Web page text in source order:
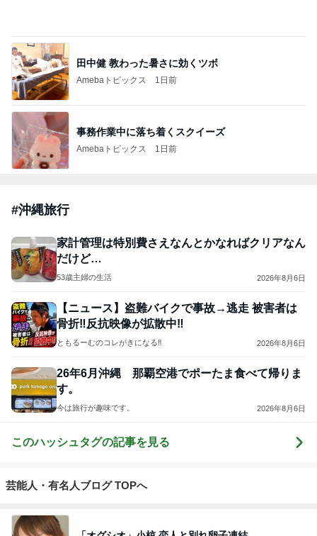
田中健 教わった暑さに効くツボ
Amebaトピックス 1日前
事務作業中に落ち着くスクイーズ
Amebaトピックス 1日前
#沖縄旅行
家計管理は特別費さえなんとかなればクリアなん
だけど…
53歳主婦の生活
【ニュース】盗難バイクで事故→逃走 被害者は
骨折‼️反抗映像が拡散中‼️
26年6月沖縄 那覇空港でポーたま食べて帰りま
す。
このハッシュタグの記事を見る
芸能人・有名人ブログ TOPへ
「オグシオ」小椋 恋人と別れ卵子凍結